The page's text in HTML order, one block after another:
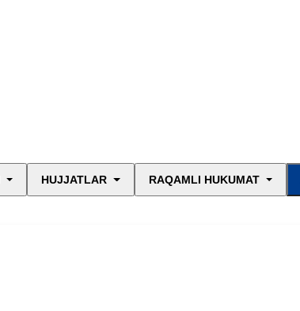
HUJJATLAR RAQAMLI HUKUMAT